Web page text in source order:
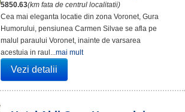
5850.63(km fata de centrul localitatii)
Cea mai eleganta locatie din zona Voronet, Gura
Humorului, pensiunea Carmen Silvae se afla pe
malul paraului Voronet, inainte de varsarea
acestuia in raul...mai mult
Vezi detalii